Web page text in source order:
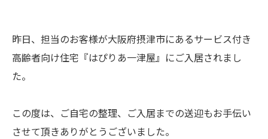
昨日、担当のお客様が大阪府摂津市にあるサービス付き
高齢者向け住宅『はぴりあ一津屋』にご入居されまし
た。
この度は、ご自宅の整理、ご入居までの送迎もお手伝い
させて頂きありがとうございました。